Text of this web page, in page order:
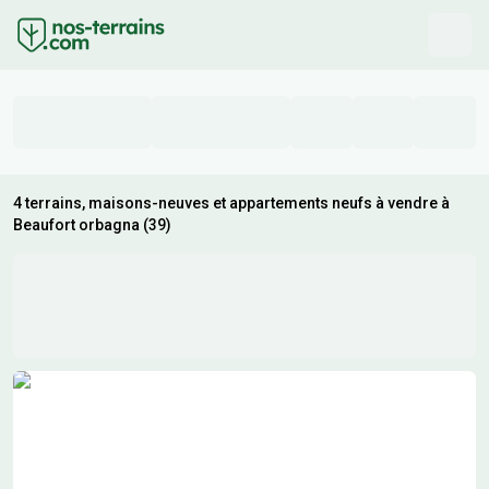
4 terrains, maisons-neuves et appartements neufs à vendre à
Beaufort orbagna (39)
Résultats de recherche